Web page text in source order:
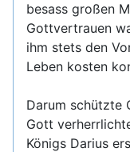
besass großen
Gottvertrauen
ihm stets den
Leben kosten
Darum schützte
Gott
Königs Darius